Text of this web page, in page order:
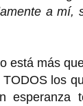
a mí,
está más
los
esperanza